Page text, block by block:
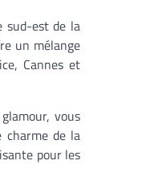
sud-est de la
un mélange
Cannes et
vous
charme de la
pour les